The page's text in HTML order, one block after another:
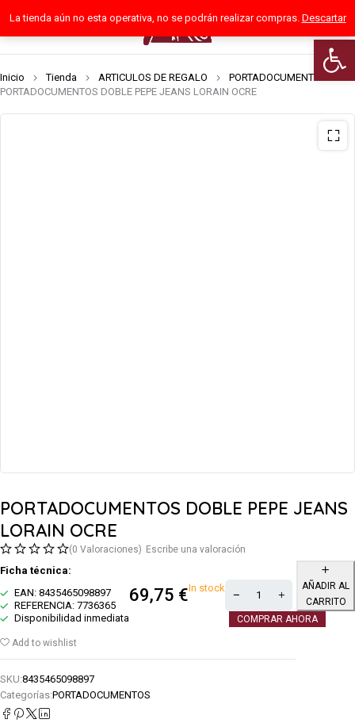
Abrir
La tienda aún no esta operativa, no se podrán realizar compras. Descartar
0
Inicio Tienda ARTICULOS DE REGALO
PORTADOCUMENTOS
PORTADOCUMENTOS DOBLE PEPE JEANS LORAIN OCRE
PORTADOCUMENTOS DOBLE PEPE JEANS
LORAIN OCRE
(0 Valoraciones) Escribe una valoración
Ficha técnica:
EAN: 8435465098897
REFERENCIA: 7736365
Disponibilidad inmediata
69,75 €In stock
AÑADIR AL
CARRITO
COMPRAR AHORA
Add to wishlist
SKU:8435465098897
Categorías:PORTADOCUMENTOS